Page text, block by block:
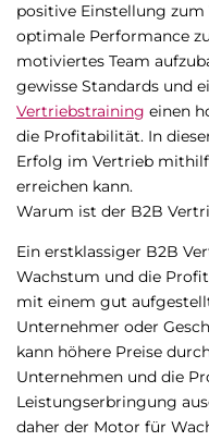
positive Einstellung zum
optimale Performance
motiviertes Team
gewisse Standards und
Vertriebstraining einen
die Profitabilität. In
Erfolg im Vertrieb
erreichen kann.
Warum ist der B2B
Ein erstklassiger B2B
Wachstum und die
mit einem gut
Unternehmer oder
kann höhere Preise
Unternehmen und die
Leistungserbringung
daher der Motor für